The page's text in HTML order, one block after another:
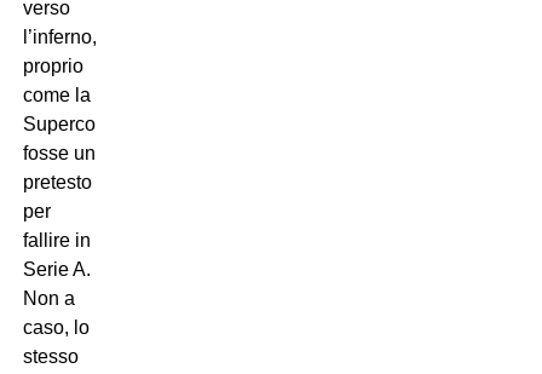
verso
l’inferno,
proprio
come la
Supercoppa
fosse un
pretesto
per
fallire in
Serie A.
Non a
caso, lo
stesso